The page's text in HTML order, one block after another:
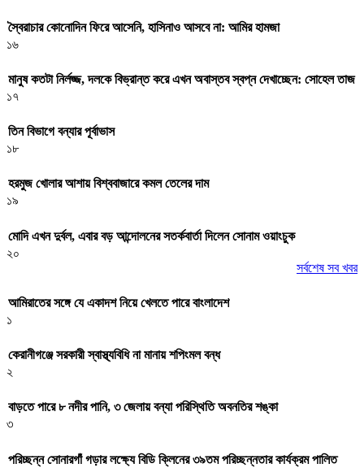
স্বৈরাচার কোনোদিন ফিরে আসেনি, হাসিনাও আসবে না: আমির হামজা
১৬
মানুষ কতটা নির্লজ্জ, দলকে বিভ্রান্ত করে এখন অবাস্তব স্বপ্ন দেখাচ্ছেন: সোহেল তাজ
১৭
তিন বিভাগে বন্যার পূর্বাভাস
১৮
হরমুজ খোলার আশায় বিশ্ববাজারে কমল তেলের দাম
১৯
মোদি এখন দুর্বল, এবার বড় আন্দোলনের সতর্কবার্তা দিলেন সোনাম ওয়াংচুক
২০
সর্বশেষ সব খবর
আমিরাতের সঙ্গে যে একাদশ নিয়ে খেলতে পারে বাংলাদেশ
১
কেরানীগঞ্জে সরকারী স্বাস্থ্যবিধি না মানায় শপিংমল বন্ধ
২
বাড়তে পারে ৮ নদীর পানি, ৩ জেলায় বন্যা পরিস্থিতি অবনতির শঙ্কা
৩
পরিচ্ছন্ন সোনারগাঁ গড়ার লক্ষ্যে বিডি ক্লিনের ৩৯তম পরিচ্ছন্নতার কার্যক্রম পালিত